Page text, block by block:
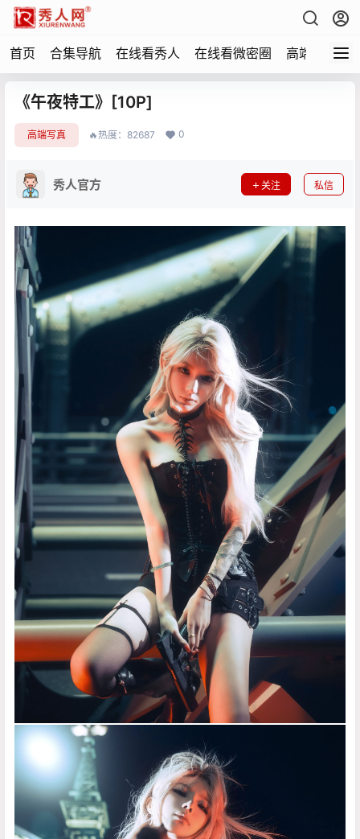
首页 合集导航 在线看秀人 在线看微密圈 高端写真
《午夜特工》[10P]
高端写真 🔥热度：82687 0
秀人官方 关注 私信